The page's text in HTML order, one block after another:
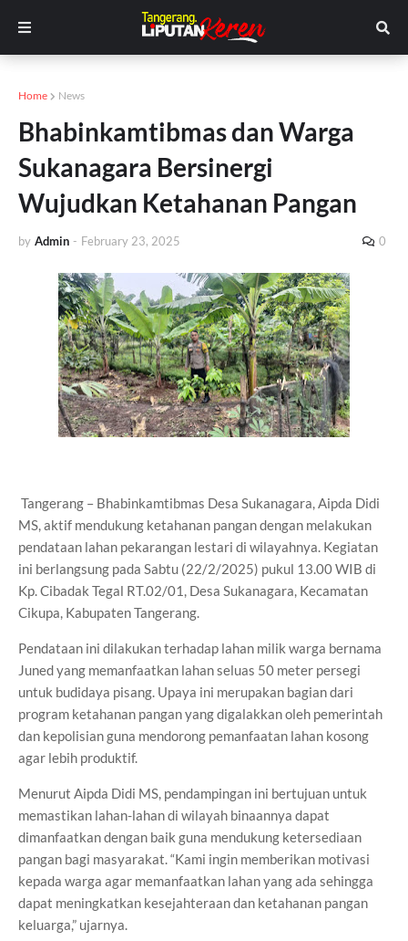
Home News
Bhabinkamtibmas dan Warga
Sukanagara Bersinergi
Wujudkan Ketahanan Pangan
by Admin - February 23, 2025 0
Tangerang – Bhabinkamtibmas Desa Sukanagara, Aipda Didi
MS, aktif mendukung ketahanan pangan dengan melakukan
pendataan lahan pekarangan lestari di wilayahnya. Kegiatan
ini berlangsung pada Sabtu (22/2/2025) pukul 13.00 WIB di
Kp. Cibadak Tegal RT.02/01, Desa Sukanagara, Kecamatan
Cikupa, Kabupaten Tangerang.
Pendataan ini dilakukan terhadap lahan milik warga bernama
Juned yang memanfaatkan lahan seluas 50 meter persegi
untuk budidaya pisang. Upaya ini merupakan bagian dari
program ketahanan pangan yang digalakkan oleh pemerintah
dan kepolisian guna mendorong pemanfaatan lahan kosong
agar lebih produktif.
Menurut Aipda Didi MS, pendampingan ini bertujuan untuk
memastikan lahan-lahan di wilayah binaannya dapat
dimanfaatkan dengan baik guna mendukung ketersediaan
pangan bagi masyarakat. “Kami ingin memberikan motivasi
kepada warga agar memanfaatkan lahan yang ada sehingga
dapat meningkatkan kesejahteraan dan ketahanan pangan
keluarga,” ujarnya.